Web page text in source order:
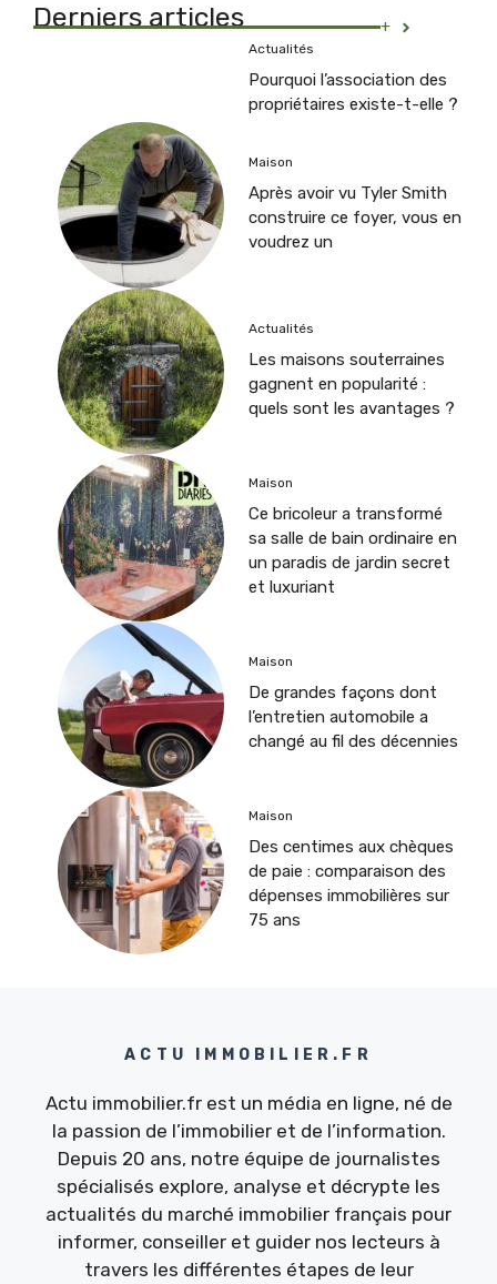
Derniers articles +
Actualités
Pourquoi l’association des
propriétaires existe-t-elle ?
Maison
Après avoir vu Tyler Smith
construire ce foyer, vous en
voudrez un
Actualités
Les maisons souterraines
gagnent en popularité :
quels sont les avantages ?
Maison
Ce bricoleur a transformé
sa salle de bain ordinaire en
un paradis de jardin secret
et luxuriant
Maison
De grandes façons dont
l’entretien automobile a
changé au fil des décennies
Maison
Des centimes aux chèques
de paie : comparaison des
dépenses immobilières sur
75 ans
ACTU IMMOBILIER.FR
Actu immobilier.fr est un média en ligne, né de
la passion de l’immobilier et de l’information.
Depuis 20 ans, notre équipe de journalistes
spécialisés explore, analyse et décrypte les
actualités du marché immobilier français pour
informer, conseiller et guider nos lecteurs à
travers les différentes étapes de leur